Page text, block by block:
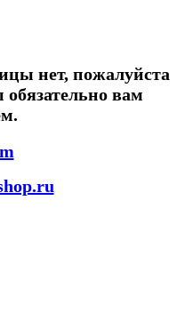
нет, пожалуйста
вам